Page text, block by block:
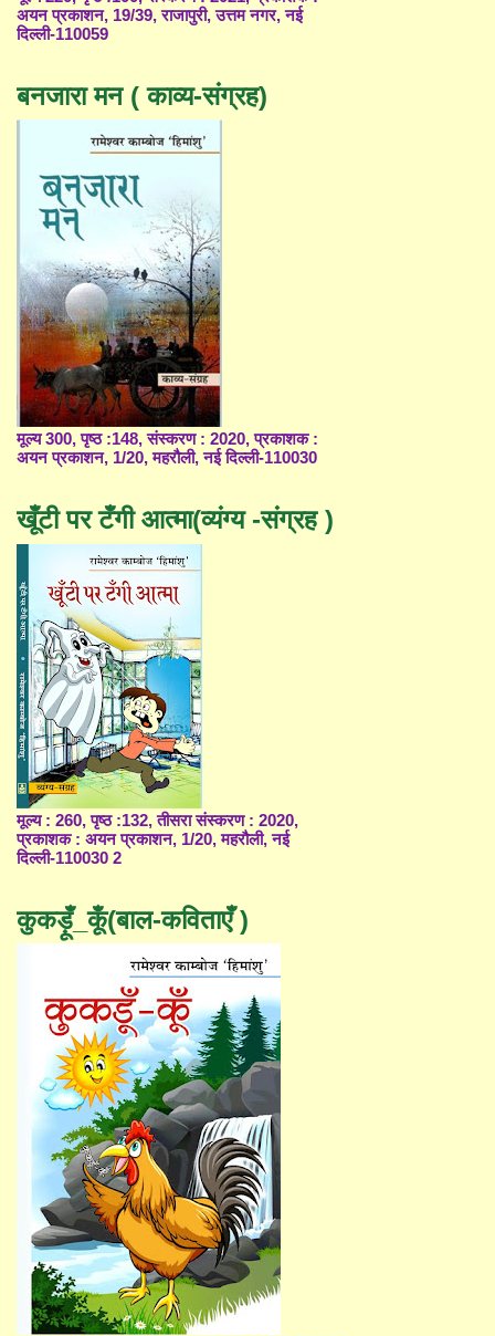
अयन प्रकाशन, 19/39, राजापुरी, उत्तम नगर, नई
दिल्ली-110059
बनजारा मन ( काव्य-संग्रह)
मूल्य 300, पृष्ठ :148, संस्करण : 2020, प्रकाशक :
अयन प्रकाशन, 1/20, महरौली, नई दिल्ली-110030
खूँटी पर टँगी आत्मा(व्यंग्य -संग्रह )
मूल्य : 260, पृष्ठ :132, तीसरा संस्करण : 2020,
प्रकाशक : अयन प्रकाशन, 1/20, महरौली, नई
दिल्ली-110030 2
कुकड़ूँ_कूँ(बाल-कविताएँ )